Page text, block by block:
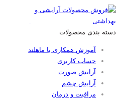
دسته بندی محصولات
آموزش همکاری با ماهلند
حساب کاربری
آرایش صورت
آرایش چشم
مراقبت و درمان